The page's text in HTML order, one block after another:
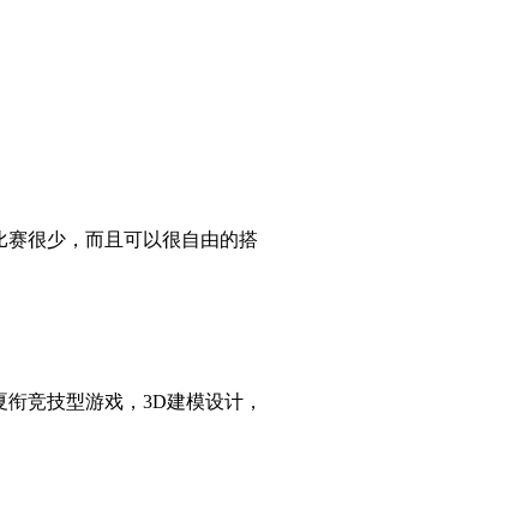
很少，而且可以很自由的搭
竞技型游戏，3D建模设计，